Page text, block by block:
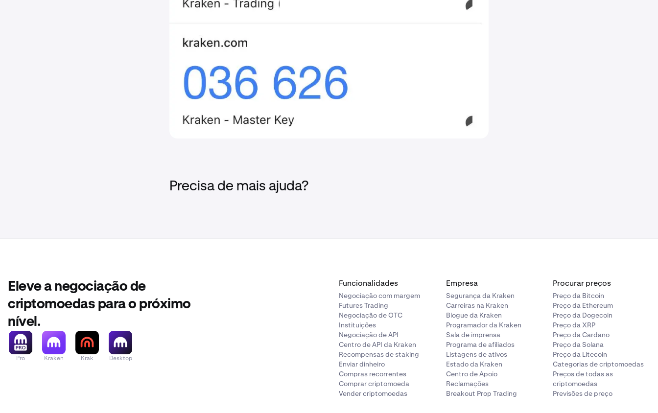
Precisa de mais ajuda?
Eleve a negociação de
criptomoedas para o próximo
nível.
Pro Kraken Krak Desktop
Funcionalidades
Negociação com margem
Futures Trading
Negociação de OTC
Instituições
Negociação de API
Centro de API da Kraken
Recompensas de staking
Enviar dinheiro
Compras recorrentes
Comprar criptomoeda
Vender criptomoedas
Empresa
Segurança da Kraken
Carreiras na Kraken
Blogue da Kraken
Programador da Kraken
Sala de imprensa
Programa de afiliados
Listagens de ativos
Estado da Kraken
Centro de Apoio
Reclamações
Breakout Prop Trading
Procurar preços
Preço da Bitcoin
Preço da Ethereum
Preço da Dogecoin
Preço da XRP
Preço da Cardano
Preço da Solana
Preço da Litecoin
Categorias de criptomoedas
Preços de todas as
criptomoedas
Previsões de preço